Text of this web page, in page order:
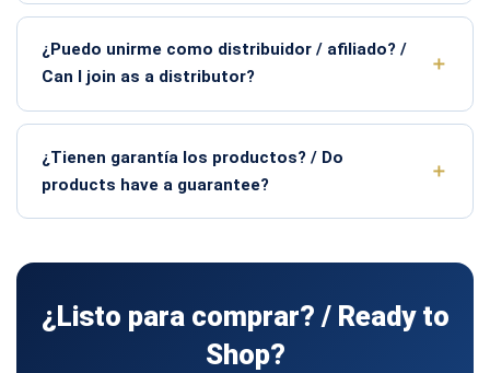
¿Puedo unirme como distribuidor / afiliado? /
Can I join as a distributor?
¿Tienen garantía los productos? / Do
products have a guarantee?
¿Listo para comprar? / Ready to
Shop?